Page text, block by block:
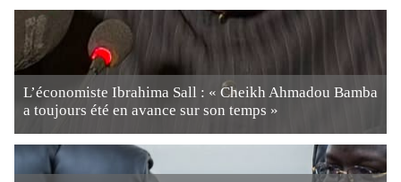
L’économiste Ibrahima Sall : « Cheikh Ahmadou Bamba
a toujours été en avance sur son temps »